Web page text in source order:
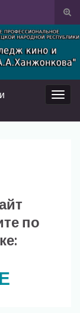
Вкл/
Вкл/
по